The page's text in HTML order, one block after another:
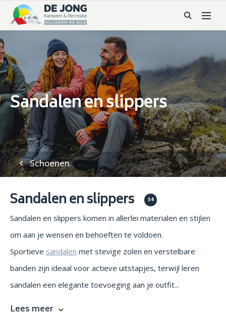
Sandalen en slippers
Schoenen
Sandalen en slippers 54
Sandalen en slippers komen in allerlei materialen en stijlen
om aan je wensen en behoeften te voldoen.
Sportieve sandalen met stevige zolen en verstelbare
banden zijn ideaal voor actieve uitstapjes, terwijl leren
sandalen een elegante toevoeging aan je outfit...
Lees meer